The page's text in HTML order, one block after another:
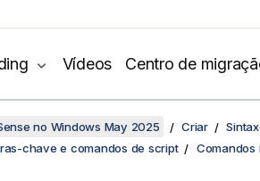
Vídeos Centro de
no Windows May 2025 Criar
chave e comandos de script
Comandos